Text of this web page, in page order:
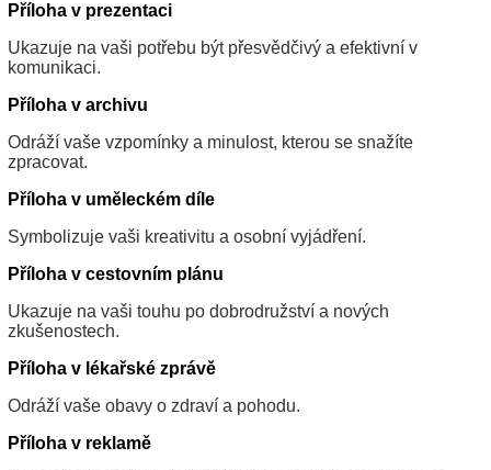
Příloha v prezentaci
Ukazuje na vaši potřebu být přesvědčivý a efektivní v
komunikaci.
Příloha v archivu
Odráží vaše vzpomínky a minulost, kterou se snažíte
zpracovat.
Příloha v uměleckém díle
Symbolizuje vaši kreativitu a osobní vyjádření.
Příloha v cestovním plánu
Ukazuje na vaši touhu po dobrodružství a nových
zkušenostech.
Příloha v lékařské zprávě
Odráží vaše obavy o zdraví a pohodu.
Příloha v reklamě